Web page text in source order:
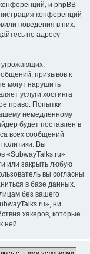
и phpBB
конференций
или поведения в них.
по адресу
угрожающих,
призывов к
могут нарушить
услуги хостинга
право. Попытки
немедленному
будет поставлен в
всех сообщений
Вы
«SubwayTalks.ru»
или закрыть любую
вы согласны
в базе данных.
без вашего
ни
хакеров, которые
ней.